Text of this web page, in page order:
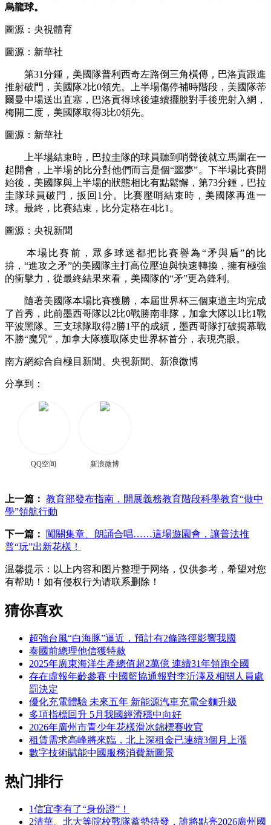
烏龍球。
圖源：央視體育
圖源：新華社
第31分鍾，美國隊普利西奇左路倒三角橫傳，巴洛貢跟進
推射破門，美國隊2比0領先。上半場傷停補時階段，美國隊蒂
爾曼中場送出直塞，巴洛貢得球後連續擺脫對手後兜射入網，
梅開二度，美國隊取得3比0領先。
圖源：新華社
上半場結束時，巴拉圭隊的球員聽到哨聲後就立馬圍在一
起開會，上半場的比分對他們而言是個“噩夢”。下半場比賽開
始後，美國隊與上半場的狀態相比有點鬆懈，第73分鍾，巴拉
圭隊球員破門，扳回1分。比賽壓哨結束時，美國隊再進一
球。最終，比賽結束，比分定格在4比1。
圖源：央視新聞
本場比賽前，眾多球迷都把比賽譽為“矛與盾”的比
拚，“進攻之矛”的美國隊主打高位壓迫與快速轉換，擁有極強
的衝擊力，從最終結果來看，美國隊的“矛”更為鋒利。
隨著美國隊本場比賽獲勝，本屆世界杯三個東道主均完成
了首秀，此前墨西哥隊以2比0戰勝南非隊，加拿大隊以1比1戰
平波黑隊。三支球隊取得2勝1平的成績，墨西哥隊打破揭幕戰
不勝“魔咒”，加拿大隊獲取隊史世界杯首分，表現亮眼。
南方網綜合自極目新聞、央視新聞、新浪微博
分享到：
QQ空间 新浪微博
上一篇： 教育部發布指南，開展義務教育階段科學教育“做中
學”領航行動
下一篇：
闖關集章、朗誦合唱……這場遊園會，讓普法推
普“玩”出新花樣！
温馨提示： 以上内容和图片整理于网络，仅供参考，希望对您
有帮助！如有侵权行为请联系删除！
猜你喜欢
超強台風“白海豚”逼近，預計有2條路徑影響我國
泰國前總理他信獲特赦
2025年廣東海洋生產總值超2萬億 連續31年領跑全國
存在虛報年齡參賽 中國籃協通報對李沂澤及相關人員處
罰決定
優化充電體驗 未來五年 新能源汽車充電全麵升級
多項指標回升 5月我國經濟穩中向好
2026年廣州市青少年花樣滑冰錦標賽收官
租賃需求高峰將來臨，北上深租金已連續3個月上漲
數字技術賦能中國服務消費新圖景
热门排行
1信宜李有了“身份證”！
2清華、北大等院校戰隊蓄勢待發，誰將點亮2026廣州國